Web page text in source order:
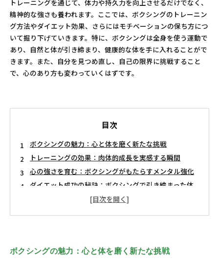
トレーニングを通じて、体力や持久力を向上させるだけでなく、
精神的な強さも養われます。ここでは、ボクシングのトレーニン
グ方法やダイエット効果、さらにはモチベーションの保ち方につ
いて掘り下げていきます。特に、ボクシングは全身を使う運動で
あり、自然と体が引き締まり、健康的な体を手に入れることがで
きます。また、自分を見つめ直し、自己の限界に挑戦すること
で、心のあり方も変わっていくはずです。
目次
ボクシングの魅力：心と体を磨く新たな挑戦
トレーニングの効果：肉体的成長を実感する瞬間
心の強さを育む：ボクシングがもたらすメンタル強化
ダイエット成功の秘訣：ボクシングで引き締まった体
心身の成長を実感しよう：ボクシングで人生を変える
ボクシングの魅力：心と体を磨く新たな挑戦